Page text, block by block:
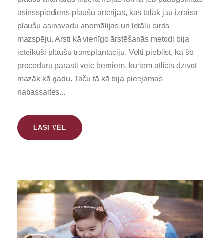
asinsspiediens plaušu artērijās, kas tālāk jau izraisa
plaušu asinsvadu anomālijas un letālu sirds
mazspēju. Ārsti kā vienīgo ārstēšanās metodi bija
ieteikuši plaušu transplantāciju. Velti piebilst, ka šo
procedūru parasti veic bērniem, kuriem atlicis dzīvot
mazāk kā gadu. Taču tā kā bija pieejamas
nabassaites...
LASI VĒL